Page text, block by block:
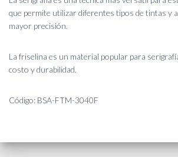
que permite utilizar diferentes tipos de tintas y
mayor precisión.
La friselina es un material popular para
costo y durabilidad.
Código: BSA-FTM-3040F